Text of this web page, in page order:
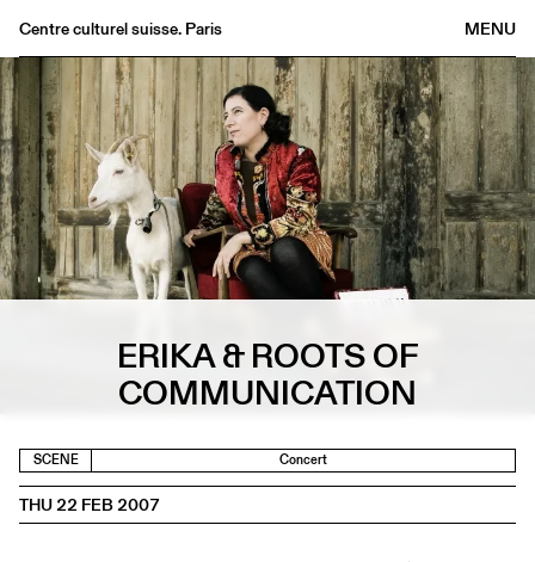
MENU
Centre culturel suisse. Paris
Agenda
Bookshop
Buvette
Archives
Medias
Publications
About
ERIKA & ROOTS OF
COMMUNICATION
SCENE Concert
THU 22 FEB 2007